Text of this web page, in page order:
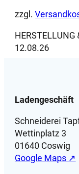
zzgl.
HERSTELLUNG
12.08.26
Ladengeschäft
Schneiderei
Wettinplatz 3
01640 Coswig
Google Maps ↗